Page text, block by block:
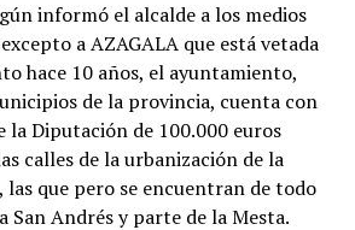
informó el alcalde a los medios
a AZAGALA que está vetada
hace 10 años, el ayuntamiento,
de la provincia, cuenta con
la Diputación de 100.000 euros
calles de la urbanización de la
las que pero se encuentran de todo
San Andrés y parte de la Mesta.